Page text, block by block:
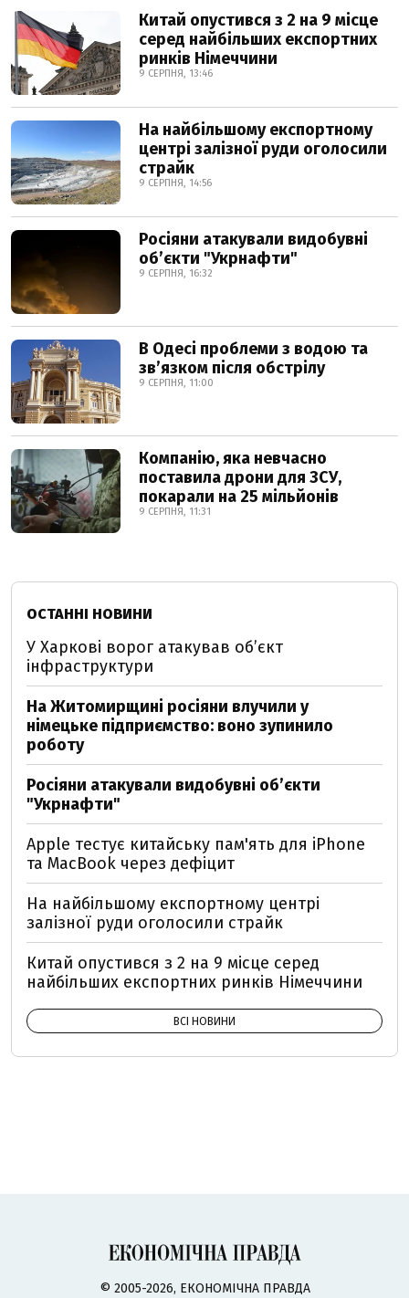
Китай опустився з 2 на 9 місце
серед найбільших експортних
ринків Німеччини
9 СЕРПНЯ, 13:46
На найбільшому експортному
центрі залізної руди оголосили
страйк
9 СЕРПНЯ, 14:56
Росіяни атакували видобувні
обʼєкти "Укрнафти"
9 СЕРПНЯ, 16:32
В Одесі проблеми з водою та
звʼязком після обстрілу
9 СЕРПНЯ, 11:00
Компанію, яка невчасно
поставила дрони для ЗСУ,
покарали на 25 мільйонів
9 СЕРПНЯ, 11:31
ОСТАННІ НОВИНИ
У Харкові ворог атакував обʼєкт
інфраструктури
На Житомирщині росіяни влучили у
німецьке підприємство: воно зупинило
роботу
Росіяни атакували видобувні обʼєкти
"Укрнафти"
Apple тестує китайську пам'ять для iPhone
та MacBook через дефіцит
На найбільшому експортному центрі
залізної руди оголосили страйк
Китай опустився з 2 на 9 місце серед
найбільших експортних ринків Німеччини
ВСІ НОВИНИ
© 2005-2026, ЕКОНОМІЧНА ПРАВДА